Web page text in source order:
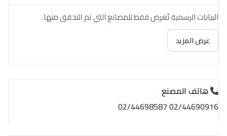
البيانات الرسمية تُعرض فقط للمصانع التي تم التحقق منها.
عرض المزيد
هاتف المصنع
02/44690916 02/44698587